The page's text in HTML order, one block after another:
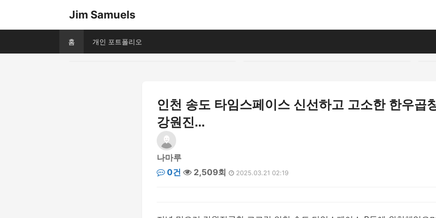
Jim Samuels
홈 개인 포트폴리오
인천 송도 타임스페이스 신선하고 고소한 한우곱
강원진...
나마루
0건
2,509회 2025.03.21 02:19